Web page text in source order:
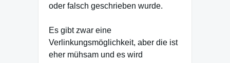
oder falsch geschrieben wurde.
Es gibt zwar eine
Verlinkungsmöglichkeit, aber die ist
eher mühsam und es wird